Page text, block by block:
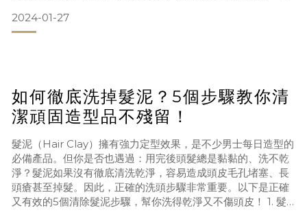
用洗髮露：深層滋潤是關鍵乾性髮質的朋友由於頭皮分泌油脂
量少，容易出現頭髮毛躁、分叉、斷裂，頭皮乾癢甚至脫屑等
2024-01-27
如何徹底洗掉髮泥？5個步驟教你清
潔頑固造型品不殘留！
髮泥（Hair Clay）擁有強力定型效果，是不少男士每日造型的
必備產品。但你是否也遇過：用完後頭髮總是黏黏的、洗不乾
淨？髮泥如果沒有徹底清洗乾淨，容易造成頭皮毛孔堵塞、長
頭瘡甚至掉髮。因此，正確的洗頭步驟非常重要。以下是正確
又有效的5個清除髮泥步驟，幫你洗得乾淨又不傷頭皮！ 1. 髮